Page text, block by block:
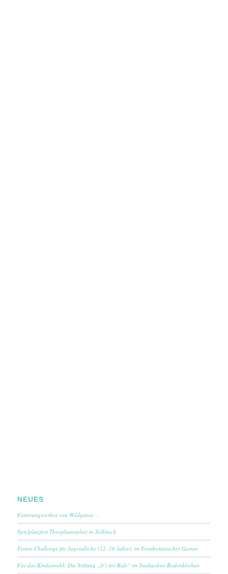
NEUES
Fütterungsverbot von Wildgänse …
Spielplatzfest Theophanoplatz in Zollstock
Ferien-Challenge für Jugendliche (12–16 Jahre) im Forstbotanischer Garten
Für das Kindeswohl: Die Stiftung „It’s for Kids“ im Stadtgebiet Rodenkirchen